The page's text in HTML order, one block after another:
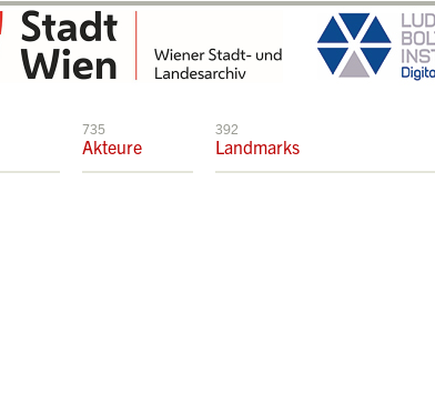
735
Akteure
392
Landmarks